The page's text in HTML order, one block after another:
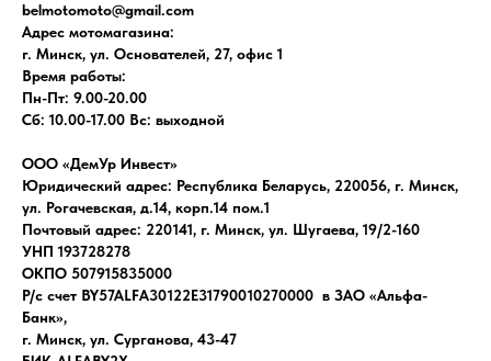
belmotomoto@gmail.com
Адрес мотомагазина:
г. Минск, ул. Основателей, 27, офис 1
Время работы:
Пн-Пт: 9.00-20.00
Сб: 10.00-17.00 Вс: выходной
ООО «ДемУр Инвест»
Юридический адрес: Республика Беларусь, 220056, г. Минск,
ул. Рогачевская, д.14, корп.14 пом.1
Почтовый адрес: 220141, г. Минск, ул. Шугаева, 19/2-160
УНП 193728278
ОКПО 507915835000
Р/с счет BY57ALFA30122E31790010270000 в ЗАО «Альфа-
Банк»,
г. Минск, ул. Сурганова, 43-47